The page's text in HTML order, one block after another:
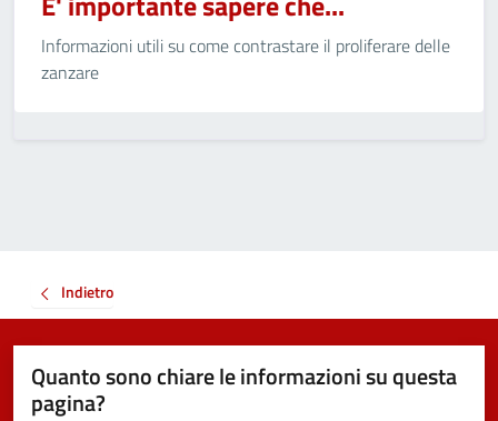
Informazioni utili su come contrastare il proliferare delle
zanzare
Indietro
Quanto sono chiare le informazioni su questa
pagina?